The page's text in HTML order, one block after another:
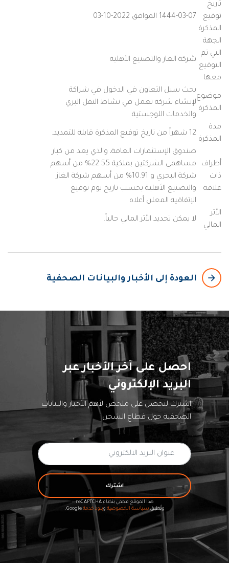
تاريخ
توقيع
المذكرة
1444-03-07 الموافق 2022-10-03
الجهة
التي تم
التوقيع
معها
شركة الغاز والتصنيع الأهلية
موضوع
المذكرة
بحث سبل التعاون في الدخول في شراكة
لإنشاء شركة تعمل في نشاط النقل البري
والخدمات اللوجستية.
مدة
المذكرة
12 شهراً من تاريخ توقيع المذكرة قابلة للتمديد.
أطراف
ذات
علاقة
صندوق الإستثمارات العامة، والذي يعد من كبار
مساهمي الشركتين بملكية 22.55% من أسهم
شركة البحري و 10.91% من أسهم شركة الغاز
والتصنيع الأهلية بحسب تاريخ يوم توقيع
الإتفاقية المعلن أعلاه
الأثر
المالي
لا يمكن تحديد الأثر المالي حالياً.
arrow_backward
العودة إلى الأخبار والبيانات الصحفية
احصل على آخر الأخبار عبر
البريد الإلكتروني
اشترك لتحصل على ملخص لأهم الأخبار والبيانات
الصحفية حول قطاع الشحن
اشترك
هذا الموقع محمي بنظام reCAPTCHA
وتُطبقسياسة الخصوصية وبنود خدمةGoogle.